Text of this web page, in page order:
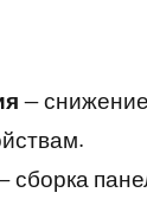
—
сборка